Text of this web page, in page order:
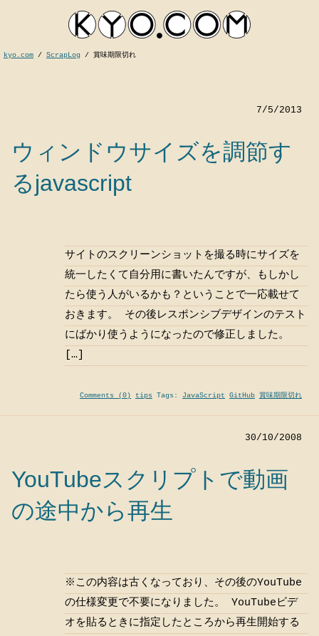
kyo.com / ScrapLog / 賞味期限切れ
7/5/2013
ウィンドウサイズを調節す
るjavascript
サイトのスクリーンショットを撮る時にサイズを
統一したくて自分用に書いたんですが、もしかし
たら使う人がいるかも？ということで一応載せて
おきます。 その後レスポンシブデザインのテスト
にばかり使うようになったので修正しました。
[…]
Comments (0) tips Tags: JavaScript GitHub 賞味期限切れ
30/10/2008
YouTubeスクリプトで動画
の途中から再生
※この内容は古くなっており、その後のYouTube
の仕様変更で不要になりました。 YouTubeビデ
オを貼るときに指定したところから再生開始する